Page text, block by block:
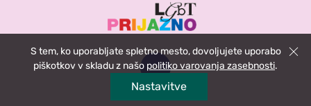
S tem, ko uporabljate spletno mesto, dovoljujete uporabo
piškotkov v skladu z našo politiko varovanja zasebnosti.
Nastavitve
Zapri